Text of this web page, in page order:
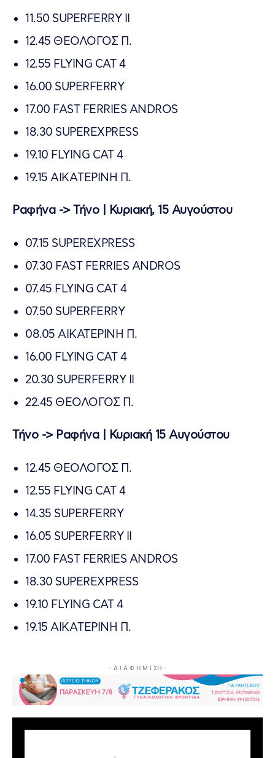
11.50 SUPERFERRY II
12.45 ΘΕΟΛΟΓΟΣ Π.
12.55 FLYING CAT 4
16.00 SUPERFERRY
17.00 FAST FERRIES ANDROS
18.30 SUPEREXPRESS
19.10 FLYING CAT 4
19.15 AIKAΤΕΡΙΝΗ Π.
Ραφήνα -> Τήνο | Κυριακή, 15 Αυγούστου
07.15 SUPEREXPRESS
07.30 FAST FERRIES ANDROS
07.45 FLYING CAT 4
07.50 SUPERFERRY
08.05 ΑΙΚΑΤΕΡΙΝΗ Π.
16.00 FLYING CAT 4
20.30 SUPERFERRY II
22.45 ΘΕΟΛΟΓΟΣ Π.
Τήνο -> Ραφήνα | Κυριακή 15 Αυγούστου
12.45 ΘΕΟΛΟΓΟΣ Π.
12.55 FLYING CAT 4
14.35 SUPERFERRY
16.05 SUPERFERRY II
17.00 FAST FERRIES ANDROS
18.30 SUPEREXPRESS
19.10 FLYING CAT 4
19.15 AIKAΤΕΡΙΝΗ Π.
- Δ Ι Α Φ Η Μ Ι ΣΗ -